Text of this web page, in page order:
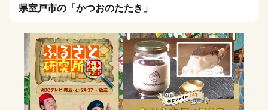
県室戸市の「かつおのたたき」